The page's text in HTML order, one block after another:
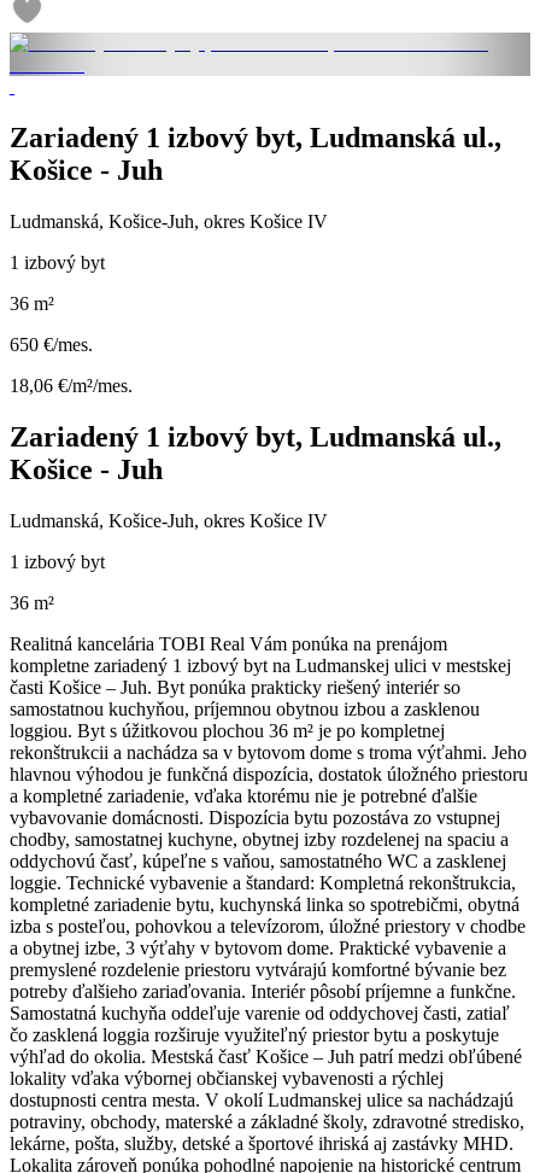
Zariadený 1 izbový byt, Ludmanská ul.,
Košice - Juh
Ludmanská, Košice-Juh, okres Košice IV
1 izbový byt
36 m²
650 €/mes.
18,06 €/m²/mes.
Zariadený 1 izbový byt, Ludmanská ul.,
Košice - Juh
Ludmanská, Košice-Juh, okres Košice IV
1 izbový byt
36 m²
Realitná kancelária TOBI Real Vám ponúka na prenájom
kompletne zariadený 1 izbový byt na Ludmanskej ulici v mestskej
časti Košice – Juh. Byt ponúka prakticky riešený interiér so
samostatnou kuchyňou, príjemnou obytnou izbou a zasklenou
loggiou. Byt s úžitkovou plochou 36 m² je po kompletnej
rekonštrukcii a nachádza sa v bytovom dome s troma výťahmi. Jeho
hlavnou výhodou je funkčná dispozícia, dostatok úložného priestoru
a kompletné zariadenie, vďaka ktorému nie je potrebné ďalšie
vybavovanie domácnosti. Dispozícia bytu pozostáva zo vstupnej
chodby, samostatnej kuchyne, obytnej izby rozdelenej na spaciu a
oddychovú časť, kúpeľne s vaňou, samostatného WC a zasklenej
loggie. Technické vybavenie a štandard: Kompletná rekonštrukcia,
kompletné zariadenie bytu, kuchynská linka so spotrebičmi, obytná
izba s posteľou, pohovkou a televízorom, úložné priestory v chodbe
a obytnej izbe, 3 výťahy v bytovom dome. Praktické vybavenie a
premyslené rozdelenie priestoru vytvárajú komfortné bývanie bez
potreby ďalšieho zariaďovania. Interiér pôsobí príjemne a funkčne.
Samostatná kuchyňa oddeľuje varenie od oddychovej časti, zatiaľ
čo zasklená loggia rozširuje využiteľný priestor bytu a poskytuje
výhľad do okolia. Mestská časť Košice – Juh patrí medzi obľúbené
lokality vďaka výbornej občianskej vybavenosti a rýchlej
dostupnosti centra mesta. V okolí Ludmanskej ulice sa nachádzajú
potraviny, obchody, materské a základné školy, zdravotné stredisko,
lekárne, pošta, služby, detské a športové ihriská aj zastávky MHD.
Lokalita zároveň ponúka pohodlné napojenie na historické centrum